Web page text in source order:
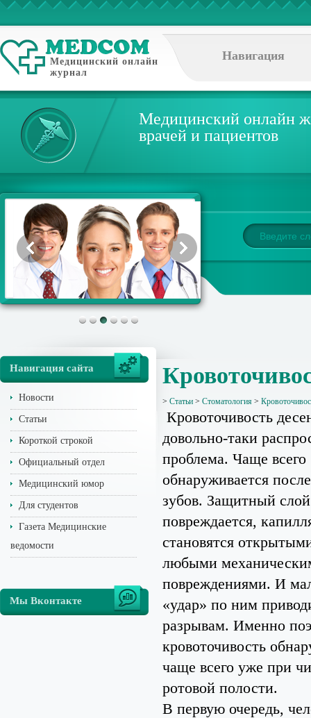
Медицинский онлайн
журнал
Навигация
Медицинский онлайн
врачей и пациентов
Навигация сайта
Новости
Статьи
Короткой строкой
Официальный отдел
Медицинский юмор
Для студентов
Газета Медицинские
ведомости
Мы Вконтакте
> Статьи > Стоматология >
Кровоточивость
довольно-таки
проблема. Чаще всего
обнаруживается
зубов. Защитный
повреждается,
становятся
любыми
повреждениями. И
«удар» по ним
разрывам. Именно
кровоточивость
чаще всего уже при
ротовой полости.
В первую очередь,